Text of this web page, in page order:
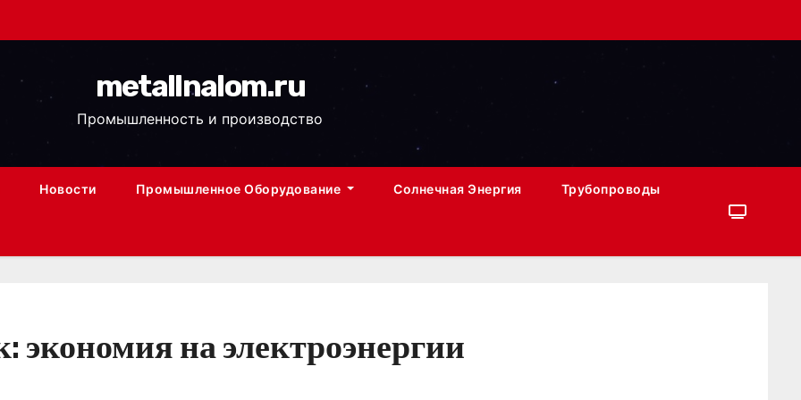
metallnalom.ru
Промышленность и производство
Новости Промышленное Оборудование Солнечная Энергия Трубопроводы
на электроэнергии